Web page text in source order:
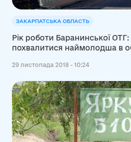
ЗАКАРПАТСЬКА ОБЛАСТЬ
Рік роботи Баранинської
похвалитися наймолодша в
29 листопада 2018 - 10:24